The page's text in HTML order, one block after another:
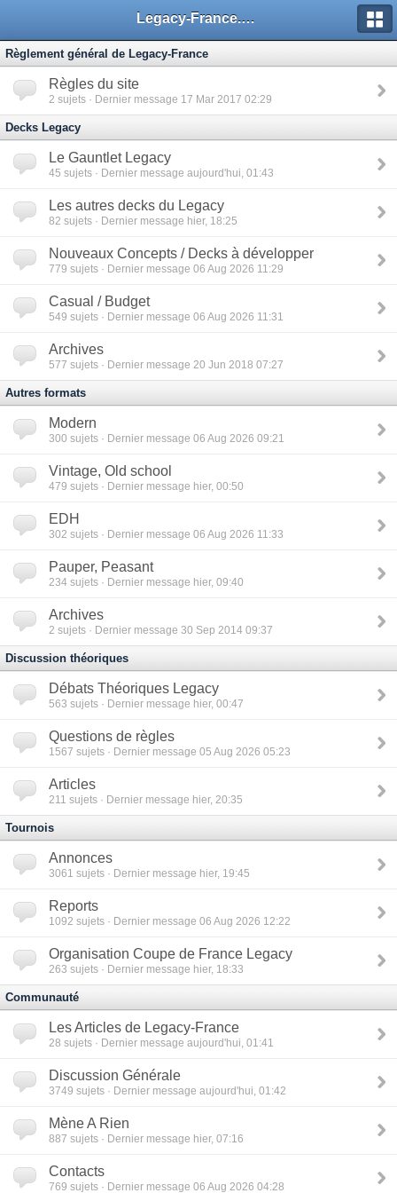
Legacy-France.org - Forum
Règlement général de Legacy-France
Règles du site
2 sujets · Dernier message 17 Mar 2017 02:29
Decks Legacy
Le Gauntlet Legacy
45 sujets · Dernier message aujourd'hui, 01:43
Les autres decks du Legacy
82 sujets · Dernier message hier, 18:25
Nouveaux Concepts / Decks à développer
779 sujets · Dernier message 06 Aug 2026 11:29
Casual / Budget
549 sujets · Dernier message 06 Aug 2026 11:31
Archives
577 sujets · Dernier message 20 Jun 2018 07:27
Autres formats
Modern
300 sujets · Dernier message 06 Aug 2026 09:21
Vintage, Old school
479 sujets · Dernier message hier, 00:50
EDH
302 sujets · Dernier message 06 Aug 2026 11:33
Pauper, Peasant
234 sujets · Dernier message hier, 09:40
Archives
2 sujets · Dernier message 30 Sep 2014 09:37
Discussion théoriques
Débats Théoriques Legacy
563 sujets · Dernier message hier, 00:47
Questions de règles
1567 sujets · Dernier message 05 Aug 2026 05:23
Articles
211 sujets · Dernier message hier, 20:35
Tournois
Annonces
3061 sujets · Dernier message hier, 19:45
Reports
1092 sujets · Dernier message 06 Aug 2026 12:22
Organisation Coupe de France Legacy
263 sujets · Dernier message hier, 18:33
Communauté
Les Articles de Legacy-France
28 sujets · Dernier message aujourd'hui, 01:41
Discussion Générale
3749 sujets · Dernier message aujourd'hui, 01:42
Mène A Rien
887 sujets · Dernier message hier, 07:16
Contacts
769 sujets · Dernier message 06 Aug 2026 04:28